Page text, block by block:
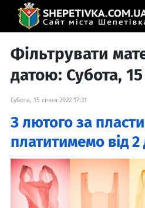
Фільтрувати
датою: Субота, 15
Субота, 15 січня 2022 17:31
З лютого за
платитимемо від 2